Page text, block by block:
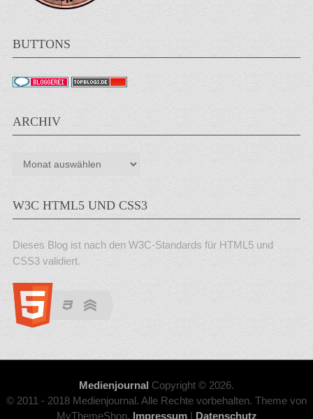
BUTTONS
ARCHIV
Archiv
W3C HTML5 UND CSS3
Dieses Blog ist nach den W3C-Standards für HTML5 und
CSS3 validiert.
Medienjournal Copyright © 2026.
© 2011 - 2018 Medienjournal. Alle Rechte vorbehalten. Theme von
MyThemeShop. Impressum| Datenschutz